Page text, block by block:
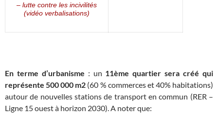
– lutte contre les incivilités
(vidéo verbalisations)
En terme d’urbanisme : un 11ème quartier sera créé qui
représente 500 000 m2 (60 % commerces et 40% habitations)
autour de nouvelles stations de transport en commun (RER –
Ligne 15 ouest à horizon 2030). A noter que: